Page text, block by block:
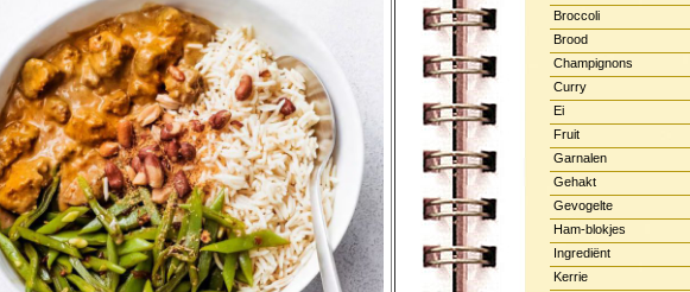
Broccoli
Brood
Champignons
Curry
Ei
Fruit
Garnalen
Gehakt
Gevogelte
Ham-blokjes
Ingrediënt
Kerrie